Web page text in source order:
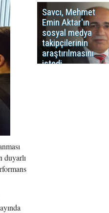
duyarlı
Savcı, Mehmet
Emin Aktar'ın
sosyal medya
takipçilerinin
araştırılmasını
istedi